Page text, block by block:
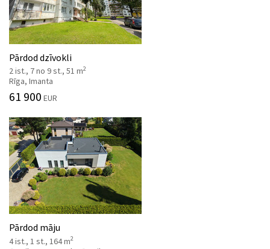
Pārdod dzīvokli
2 ist., 7 no 9 st., 51 m2
Rīga, Imanta
61 900 EUR
Pārdod māju
4 ist., 1 st., 164 m2